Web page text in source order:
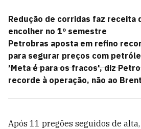
Redução de corridas faz receita
encolher no 1º semestre
Petrobras aposta em refino
para segurar preços com
'Meta é para os fracos', diz
recorde à operação, não ao Brent
Após 11 pregões seguidos de